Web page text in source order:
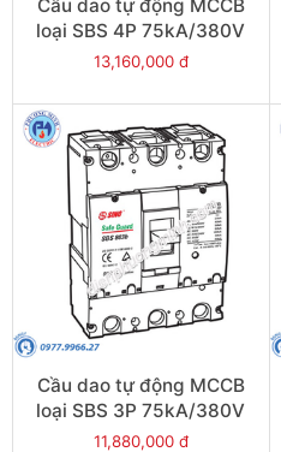
Cầu dao tự động MCCB
loại SBS 4P 75kA/380V
630A - Model
13,160,000 đ
Cầu dao tự động MCCB
loại SBS 3P 75kA/380V
800A - Model
11,880,000 đ